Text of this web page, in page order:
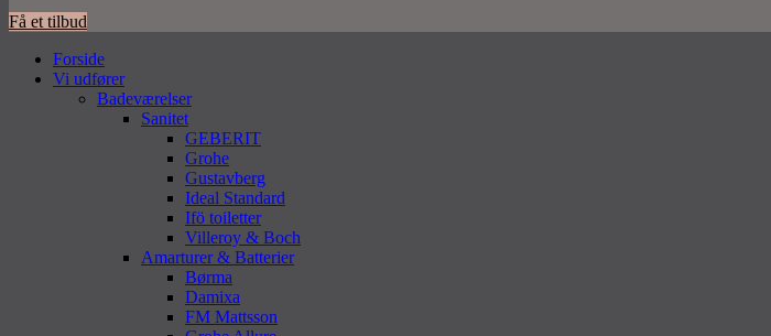
Få et tilbud
Forside
Vi udfører
Badeværelser
Sanitet
GEBERIT
Grohe
Gustavberg
Ideal Standard
Ifö toiletter
Villeroy & Boch
Amarturer & Batterier
Børma
Damixa
FM Mattsson